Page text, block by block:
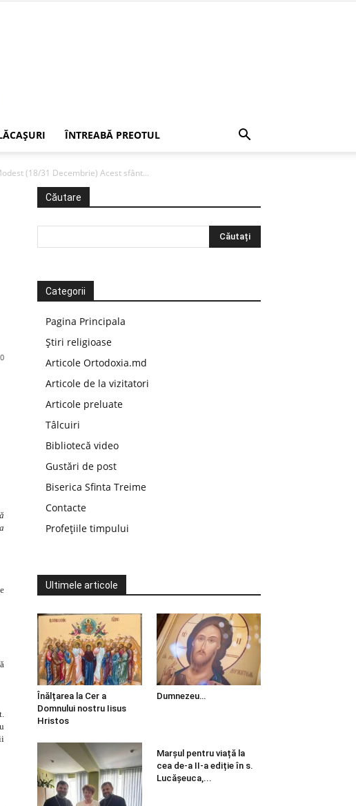
ÎNTREABĂ PREOTUL
(18/31 Decembrie) Acest sfânt...
0
Căutare
Categorii
Pagina Principala
Știri religioase
Articole Ortodoxia.md
Articole de la vizitatori
Articole preluate
Tâlcuiri
Bibliotecă video
Gustări de post
Biserica Sfinta Treime
Contacte
Profețiile timpului
Ultimele articole
Înălțarea la Cer a
Domnului nostru Iisus
Hristos
Dumnezeu…
Marșul pentru viață la
cea de-a II-a ediție în s.
Lucășeuca,...